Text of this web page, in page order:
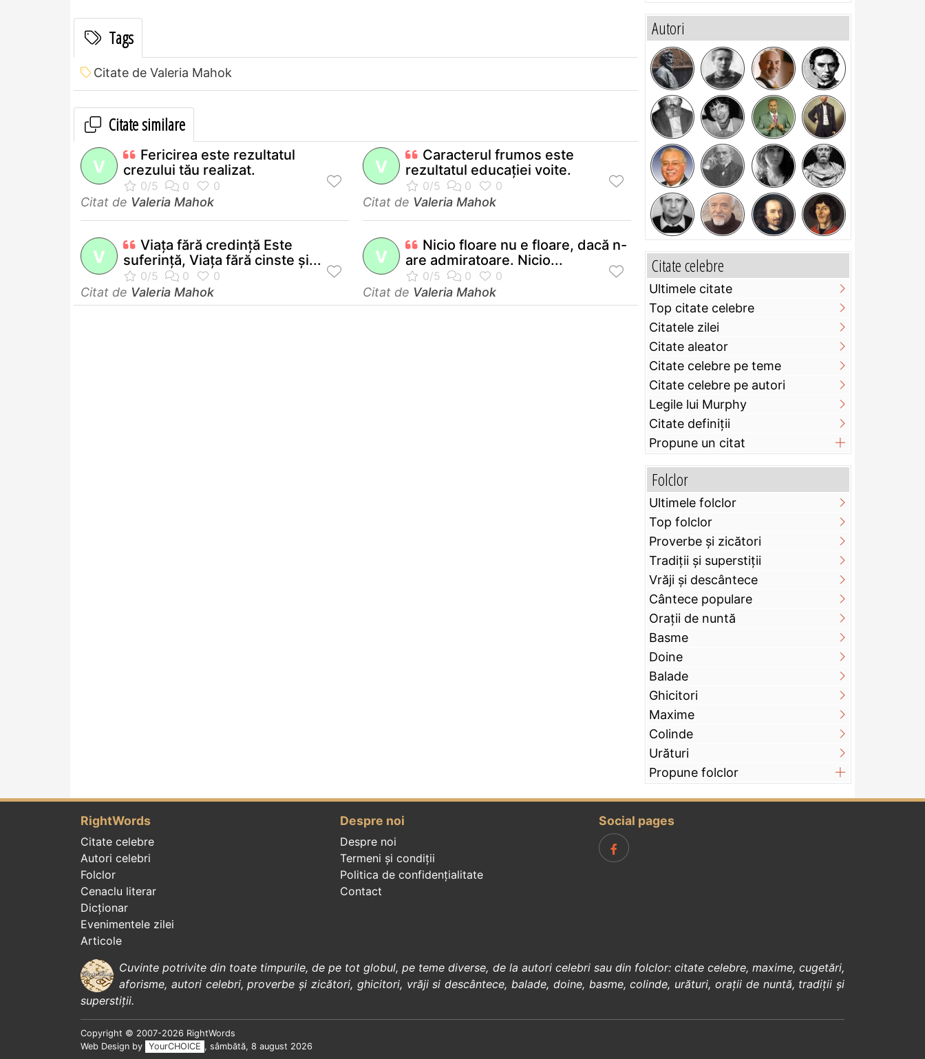
Tags
Citate de Valeria Mahok
Citate similare
V
Fericirea este rezultatul
crezului tău realizat.
Citat de Valeria Mahok
V
Caracterul frumos este
rezultatul educaţiei voite.
Citat de Valeria Mahok
V
Viaţa fără credinţă Este
suferinţă, Viaţa fără cinste şi...
Citat de Valeria Mahok
V
Nicio floare nu e floare, dacă n-
are admiratoare. Nicio...
Citat de Valeria Mahok
Autori
Citate celebre
Ultimele citate
Top citate celebre
Citatele zilei
Citate aleator
Citate celebre pe teme
Citate celebre pe autori
Legile lui Murphy
Citate definiţii
Propune un citat
Folclor
Ultimele folclor
Top folclor
Proverbe și zicători
Tradiții și superstiții
Vrăji și descântece
Cântece populare
Orații de nuntă
Basme
Doine
Balade
Ghicitori
Maxime
Colinde
Urături
Propune folclor
RightWords
Citate celebre
Autori celebri
Folclor
Cenaclu literar
Dicționar
Evenimentele zilei
Articole
Despre noi
Despre noi
Termeni și condiții
Politica de confidenţialitate
Contact
Social pages
Cuvinte potrivite din toate timpurile, de pe tot globul, pe teme diverse, de la autori celebrisau din folclor: citate celebre, maxime,cugetări,
aforisme, autori celebri,proverbe și zicători, ghicitori, vrăji si descântece, balade, doine, basme,colinde, urături, orații de nuntă, tradiții și
superstiții.
Copyright © 2007-2026 RightWords
Web Design by
YourCHOICE , sâmbătă, 8 august 2026